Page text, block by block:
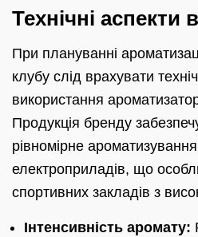
Технічні аспекти
При плануванні
клубу слід врахувати
використання
Продукція бренду
рівномірне
електроприладів, що
спортивних закладів з
Інтенсивність аромату: